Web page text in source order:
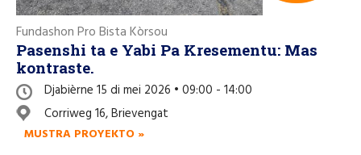
Fundashon Pro Bista Kòrsou
Pasenshi ta e Yabi Pa Kresementu: Mas
kontraste.
Djabièrne 15 di mei 2026 • 09:00 - 14:00
Corriweg 16, Brievengat
MUSTRA PROYEKTO »